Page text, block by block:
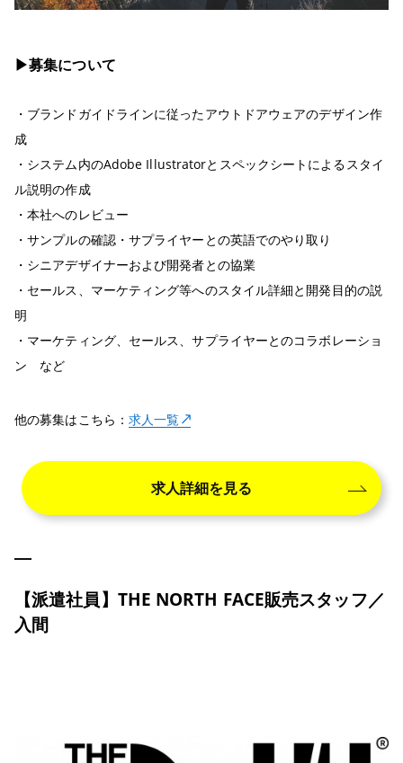
▶︎募集について
・ブランドガイドラインに従ったアウトドアウェアのデザイン作
成
・システム内のAdobe Illustratorとスペックシートによるスタイ
ル説明の作成
・本社へのレビュー
・サンプルの確認・サプライヤーとの英語でのやり取り
・シニアデザイナーおよび開発者との協業
・セールス、マーケティング等へのスタイル詳細と開発目的の説
明
・マーケティング、セールス、サプライヤーとのコラボレーショ
ン など
他の募集はこちら： 求人一覧
求人詳細を見る
【派遣社員】THE NORTH FACE販売スタッフ／
入間